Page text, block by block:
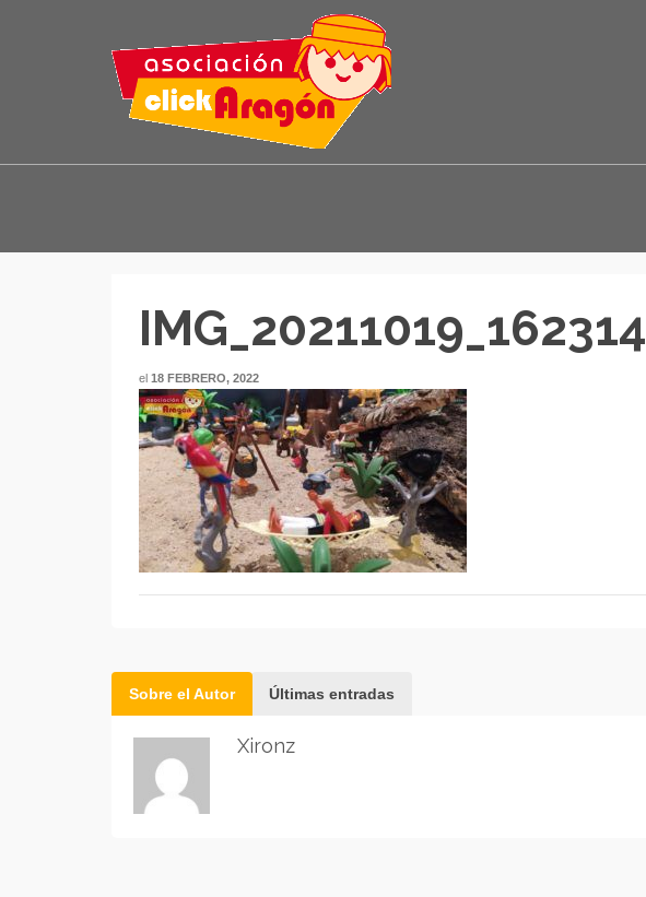
IMG_20211019_162314
el 18 FEBRERO, 2022
Sobre el Autor Últimas entradas
Xironz